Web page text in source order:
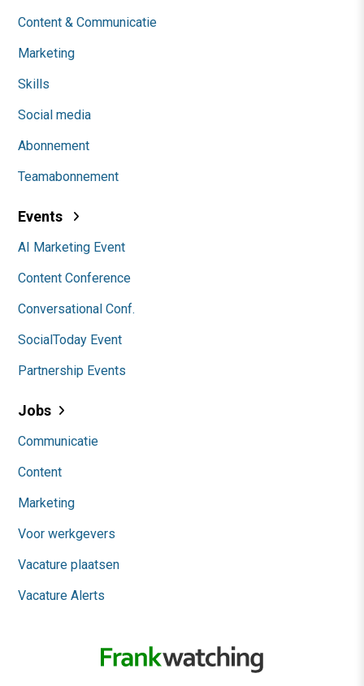
Content & Communicatie
Marketing
Skills
Social media
Abonnement
Teamabonnement
Events
AI Marketing Event
Content Conference
Conversational Conf.
SocialToday Event
Partnership Events
Jobs
Communicatie
Content
Marketing
Voor werkgevers
Vacature plaatsen
Vacature Alerts